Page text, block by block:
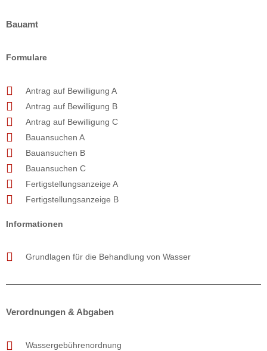
Bauamt
Formulare
Antrag auf Bewilligung A
Antrag auf Bewilligung B
Antrag auf Bewilligung C
Bauansuchen A
Bauansuchen B
Bauansuchen C
Fertigstellungsanzeige A
Fertigstellungsanzeige B
Informationen
Grundlagen für die Behandlung von Wasser
Verordnungen & Abgaben
Wassergebührenordnung